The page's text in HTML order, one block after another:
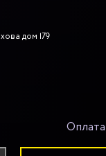
дом 179
Оплата